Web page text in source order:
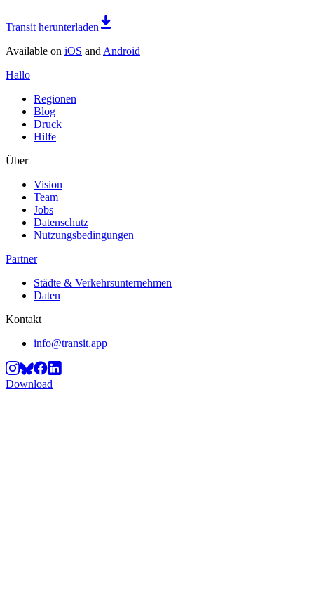
Transit herunterladen
Available on iOS and Android
Hallo
Regionen
Blog
Druck
Hilfe
Über
Vision
Team
Jobs
Datenschutz
Nutzungsbedingungen
Partner
Städte & Verkehrsunternehmen
Daten
Kontakt
info@transit.app
Download